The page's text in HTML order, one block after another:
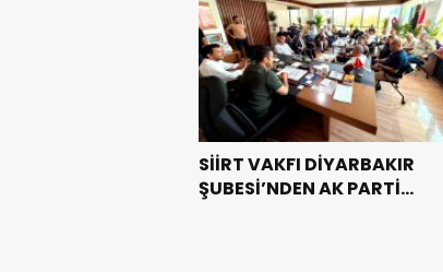
SİİRT VAKFI DİYARBAKIR
ŞUBESİ’NDEN AK PARTİ